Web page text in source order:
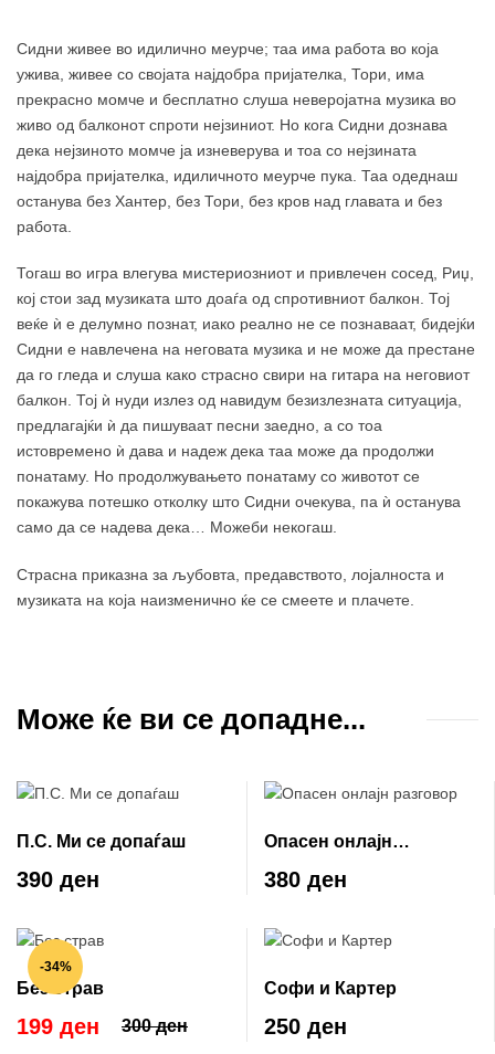
Сидни живее во идилично меурче; таа има работа во која
ужива, живее со својата најдобра пријателка, Тори, има
прекрасно момче и бесплатно слуша неверојатна музика во
живо од балконот спроти нејзиниот. Но кога Сидни дознава
дека нејзиното момче ја изневерува и тоа со нејзината
најдобра пријателка, идиличното меурче пука. Таа одеднаш
останува без Хантер, без Тори, без кров над главата и без
работа.
Тогаш во игра влегува мистериозниот и привлечен сосед, Риџ,
кој стои зад музиката што доаѓа од спротивниот балкон. Тој
веќе ѝ е делумно познат, иако реално не се познаваат, бидејќи
Сидни е навлечена на неговата музика и не може да престане
да го гледа и слуша како страсно свири на гитара на неговиот
балкон. Тој ѝ нуди излез од навидум безизлезната ситуација,
предлагајќи ѝ да пишуваат песни заедно, а со тоа
истовремено ѝ дава и надеж дека таа може да продолжи
понатаму. Но продолжувањето понатаму со животот се
покажува потешко отколку што Сидни очекува, па ѝ останува
само да се надева дека… Можеби некогаш.
Страсна приказна за љубовта, предавството, лојалноста и
музиката на која наизменично ќе се смеете и плачете.
Може ќе ви се допадне...
П.С. Ми се допаѓаш
390 ден
Опасен онлајн
разговор
380 ден
-34%
Без страв
300 ден
199 ден
Софи и Картер
250 ден